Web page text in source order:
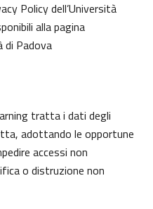
Policy dell’Università
alla pagina
di Padova
tratta i dati degli
adottando le opportune
accessi non
o distruzione non